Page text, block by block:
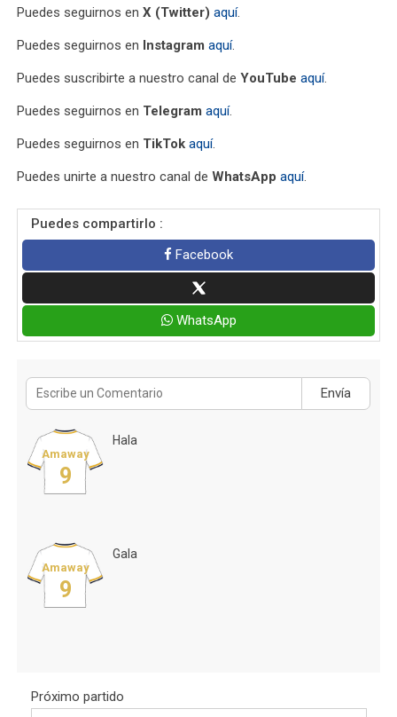
Puedes seguirnos enX (Twitter) aquí.
Puedes seguirnos en Instagram aquí.
Puedes suscribirte a nuestro canal deYouTube aquí.
Puedes seguirnos en Telegram aquí.
Puedes seguirnos en TikTok aquí.
Puedes unirte a nuestro canal deWhatsApp aquí.
Puedes compartirlo :
Facebook
WhatsApp
Envía
Amaway
9
Hala
Amaway
9
Gala
Próximo partido